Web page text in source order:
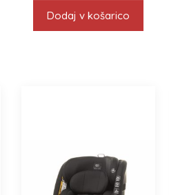
Dodaj v košarico